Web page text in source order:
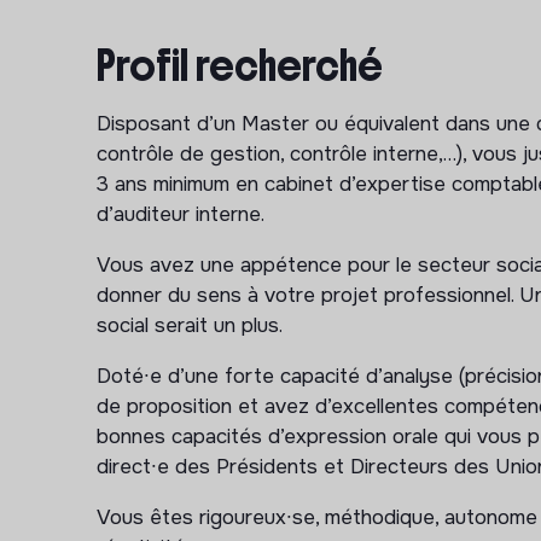
(Fina) qui agrandit son équipe et vous aurez
suivantes :
Audit, Gestion des risques et contrôle
Vos missions s’inscrivent dans le cadre
Vous réalisez des audits et des missions
Vos audits portent sur la situation financière
contrôle de l’utilisation des financements
organisationnels et financiers ;
entretiens dans le cadre des travaux et aux
Vous formalisez des recommandations et
œuvre de celles-ci.
Profil recherché
Disposant d’un Master ou équivalent dans
contrôle de gestion, contrôle interne,…), vous
3 ans minimum en cabinet d’expertise
d’auditeur interne.
Vous avez une appétence pour le secteur
donner du sens à votre projet professionnel.
social serait un plus.
Doté∙e d’une forte capacité d’analyse
de proposition et avez d’excellentes
bonnes capacités d’expression orale qui vous
direct∙e des Présidents et Directeurs des
Vous êtes rigoureux∙se, méthodique,